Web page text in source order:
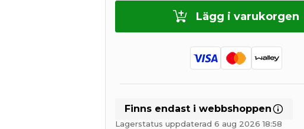
Lägg i varukorgen
Finns endast i webbshoppen
Lagerstatus uppdaterad 6 aug 2026 18:58